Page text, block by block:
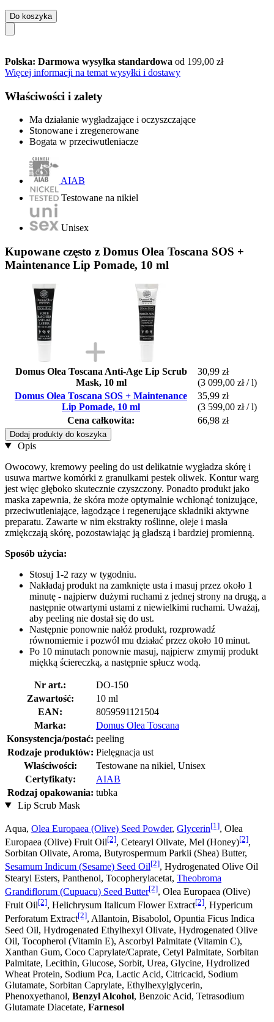
Do koszyka
Polska: Darmowa wysyłka standardowa od 199,00 zł
Więcej informacji na temat wysyłki i dostawy
Właściwości i zalety
Ma działanie wygładzające i oczyszczające
Stonowane i zregenerowane
Bogata w przeciwutleniacze
AIAB
Testowane na nikiel
Unisex
Kupowane często z Domus Olea Toscana SOS +
Maintenance Lip Pomade, 10 ml
Domus Olea Toscana Anti-Age Lip Scrub
Mask, 10 ml
30,99 zł
(3 099,00 zł / l)
Domus Olea Toscana SOS + Maintenance
Lip Pomade, 10 ml
35,99 zł
(3 599,00 zł / l)
Cena całkowita:
66,98 zł
Dodaj produkty do koszyka
Opis
Owocowy, kremowy peeling do ust delikatnie wygładza skórę i
usuwa martwe komórki z granulkami pestek oliwek. Kontur warg
jest więc głęboko skutecznie czyszczony. Ponadto produkt jako
maska zapewnia, że skóra może optymalnie wchłonąć tonizujące,
przeciwutleniające, łagodzące i regenerujące składniki aktywne
preparatu. Zawarte w nim ekstrakty roślinne, oleje i masła
zmiękczają skórę, pozostawiając ją gładszą i bardziej promienną.
Sposób użycia:
Stosuj 1-2 razy w tygodniu.
Nakładaj produkt na zamknięte usta i masuj przez około 1
minutę - najpierw dużymi ruchami z jednej strony na drugą, a
następnie otwartymi ustami z niewielkimi ruchami. Uważaj,
aby peeling nie dostał się do ust.
Następnie ponownie nałóż produkt, rozprowadź
równomiernie i pozwól mu działać przez około 10 minut.
Po 10 minutach ponownie masuj, najpierw zmymij produkt
miękką ściereczką, a następnie spłucz wodą.
Nr art.:
DO-150
Zawartość:
10 ml
EAN:
8059591121504
Marka:
Domus Olea Toscana
Konsystencja/postać: peeling
Rodzaje produktów: Pielęgnacja ust
Właściwości:
Testowane na nikiel, Unisex
Certyfikaty:
AIAB
Rodzaj opakowania: tubka
Lip Scrub Mask
Aqua, Olea Europaea (Olive) Seed Powder, Glycerin[1], Olea
Europaea (Olive) Fruit Oil[2], Cetearyl Olivate, Mel (Honey)[2],
Sorbitan Olivate, Aroma, Butyrospermum Parkii (Shea) Butter,
Sesamum Indicum (Sesame) Seed Oil[2], Hydrogenated Olive Oil
Stearyl Esters, Panthenol, Tocopherylacetat, Theobroma
Grandiflorum (Cupuacu) Seed Butter[2], Olea Europaea (Olive)
Fruit Oil[2], Helichrysum Italicum Flower Extract[2], Hypericum
Perforatum Extract[2], Allantoin, Bisabolol, Opuntia Ficus Indica
Seed Oil, Hydrogenated Ethylhexyl Olivate, Hydrogenated Olive
Oil, Tocopherol (Vitamin E), Ascorbyl Palmitate (Vitamin C),
Xanthan Gum, Coco Caprylate/Caprate, Cetyl Palmitate, Sorbitan
Palmitate, Lecithin, Glucose, Sorbit, Urea, Glycine, Hydrolized
Wheat Protein, Sodium Pca, Lactic Acid, Citricacid, Sodium
Glutamate, Sorbitan Caprylate, Ethylhexylglycerin,
Phenoxyethanol, Benzyl Alcohol, Benzoic Acid, Tetrasodium
Glutamate Diacetate, Farnesol